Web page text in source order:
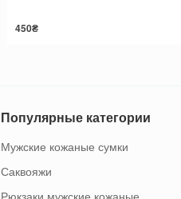
450₴
Популярные категории
Мужские кожаные сумки
Саквояжи